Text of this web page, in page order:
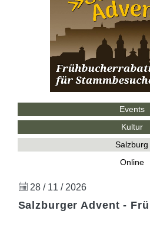
Events
Kultur
Salzburg
Online
28 / 11 / 2026
Salzburger Advent -